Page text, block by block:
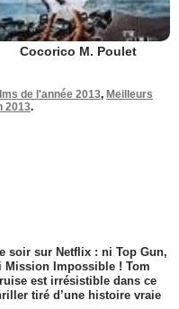
Cocorico M. Poulet
de l'année 2013, Meilleurs
2013.
soir sur Netflix : ni Top Gun,
Mission Impossible ! Tom
est irrésistible dans ce
tiré d’une histoire vraie